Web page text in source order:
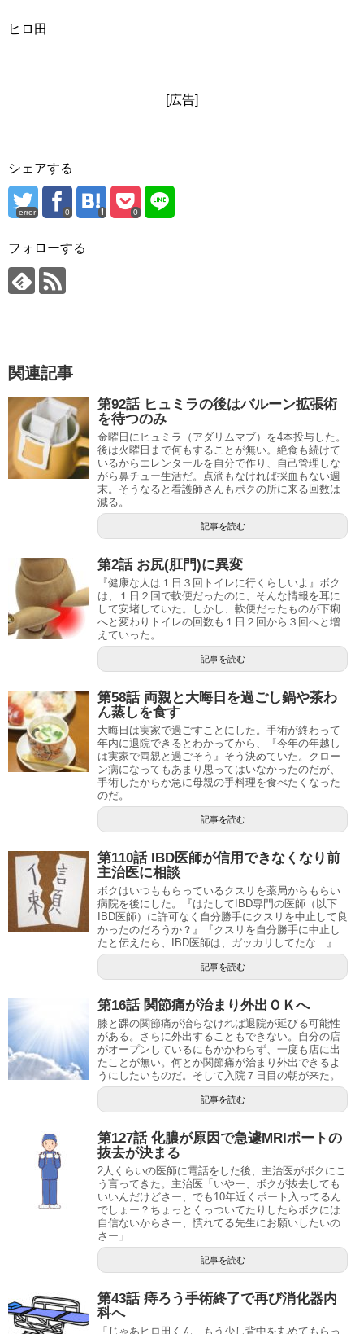
ヒロ田
[広告]
シェアする
error 0 0
フォローする
関連記事
第92話 ヒュミラの後はバルーン拡張術
を待つのみ
金曜日にヒュミラ（アダリムマブ）を4本投与した。
後は火曜日まで何もすることが無い。絶食も続けて
いるからエレンタールを自分で作り、自己管理しな
がら鼻チュー生活だ。点滴もなければ採血もない週
末。そうなると看護師さんもボクの所に来る回数は
減る。
記事を読む
第2話 お尻(肛門)に異変
『健康な人は１日３回トイレに行くらしいよ』ボク
は、１日２回で軟便だったのに、そんな情報を耳に
して安堵していた。しかし、軟便だったものが下痢
へと変わりトイレの回数も１日２回から３回へと増
えていった。
記事を読む
第58話 両親と大晦日を過ごし鍋や茶わ
ん蒸しを食す
大晦日は実家で過ごすことにした。手術が終わって
年内に退院できるとわかってから、『今年の年越し
は実家で両親と過ごそう』そう決めていた。クロー
ン病になってもあまり思ってはいなかったのだが、
手術したからか急に母親の手料理を食べたくなった
のだ。
記事を読む
第110話 IBD医師が信用できなくなり前
主治医に相談
ボクはいつももらっているクスリを薬局からもらい
病院を後にした。『はたしてIBD専門の医師（以下
IBD医師）に許可なく自分勝手にクスリを中止して良
かったのだろうか？』『クスリを自分勝手に中止し
たと伝えたら、IBD医師は、ガッカリしてたな…』
記事を読む
第16話 関節痛が治まり外出ＯＫへ
膝と踝の関節痛が治らなければ退院が延びる可能性
がある。さらに外出することもできない。自分の店
がオープンしているにもかかわらず、一度も店に出
たことが無い。何とか関節痛が治まり外出できるよ
うにしたいものだ。そして入院７日目の朝が来た。
記事を読む
第127話 化膿が原因で急遽MRIポートの
抜去が決まる
2人くらいの医師に電話をした後、主治医がボクにこ
う言ってきた。主治医「いやー、ボクが抜去しても
いいんだけどさー、でも10年近くポート入ってるん
でしょー？ちょっとくっついてたりしたらボクには
自信ないからさー、慣れてる先生にお願いしたいの
さー」
記事を読む
第43話 痔ろう手術終了で再び消化器内
科へ
「じゃあヒロ田くん、もう少し背中を丸めてもらっ